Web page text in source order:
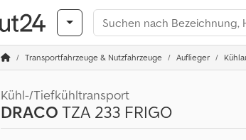
Transportfahrzeuge & Nutzfahrzeuge Auflieger
Kühl-/Tiefkühltransport
DRACOTZA 233 FRIGO